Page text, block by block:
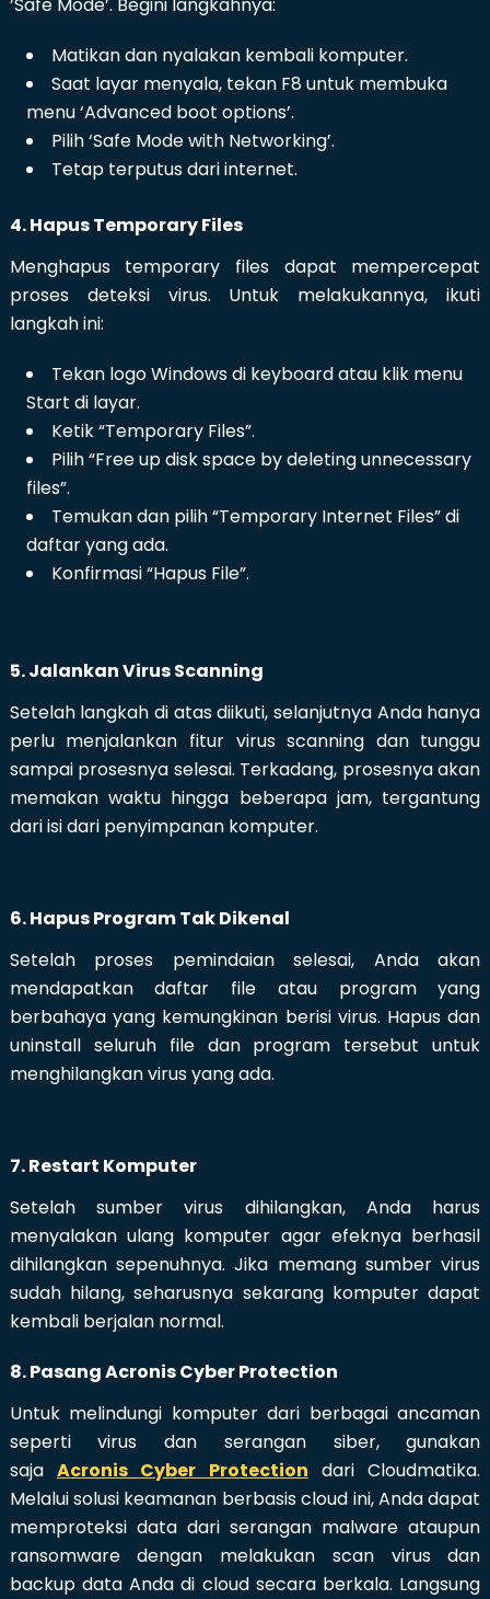
‘Safe Mode’. Begini langkahnya:
Matikan dan nyalakan kembali komputer.
Saat layar menyala, tekan F8 untuk membuka
menu ‘Advanced boot options’.
Pilih ‘Safe Mode with Networking’.
Tetap terputus dari internet.
4. Hapus Temporary Files
Menghapus temporary files dapat mempercepat
proses deteksi virus. Untuk melakukannya, ikuti
langkah ini:
Tekan logo Windows di keyboard atau klik menu
Start di layar.
Ketik “Temporary Files”.
Pilih “Free up disk space by deleting unnecessary
files”.
Temukan dan pilih “Temporary Internet Files” di
daftar yang ada.
Konfirmasi “Hapus File”.
5. Jalankan Virus Scanning
Setelah langkah di atas diikuti, selanjutnya Anda hanya
perlu menjalankan fitur virus scanning dan tunggu
sampai prosesnya selesai. Terkadang, prosesnya akan
memakan waktu hingga beberapa jam, tergantung
dari isi dari penyimpanan komputer.
6. Hapus Program Tak Dikenal
Setelah proses pemindaian selesai, Anda akan
mendapatkan daftar file atau program yang
berbahaya yang kemungkinan berisi virus. Hapus dan
uninstall seluruh file dan program tersebut untuk
menghilangkan virus yang ada.
7. Restart Komputer
Setelah sumber virus dihilangkan, Anda harus
menyalakan ulang komputer agar efeknya berhasil
dihilangkan sepenuhnya. Jika memang sumber virus
sudah hilang, seharusnya sekarang komputer dapat
kembali berjalan normal.
8. Pasang Acronis Cyber Protection
Untuk melindungi komputer dari berbagai ancaman
seperti virus dan serangan siber, gunakan
saja Acronis Cyber Protection dari Cloudmatika.
Melalui solusi keamanan berbasis cloud ini, Anda dapat
memproteksi data dari serangan malware ataupun
ransomware dengan melakukan scan virus dan
backup data Anda di cloud secara berkala. Langsung